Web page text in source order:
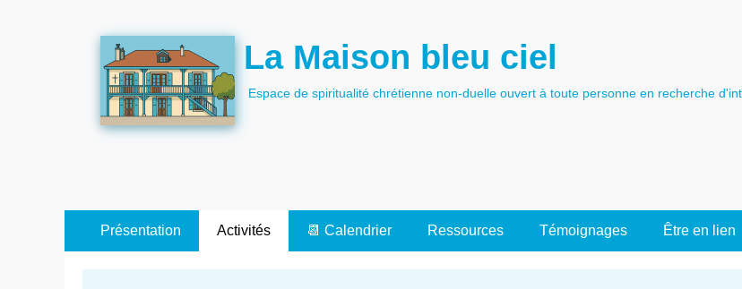
La Maison bleu ciel
Espace de spiritualité chrétienne non-duelle ouvert à toute personne en recherche
Menu
primaire
Présentation Activités 📆 Calendrier Ressources Témoignages Être en lien